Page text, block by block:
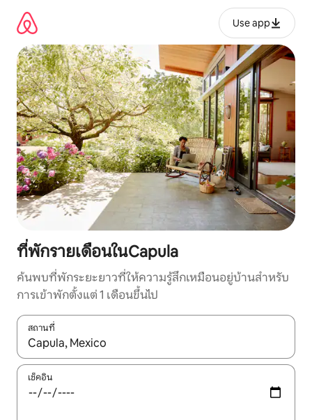
เนื้อหา
Use app
ที่พักรายเดือนในCapula
ค้นพบที่พักระยะยาวที่ให้ความรู้สึกเหมือนอยู่บ้านสำหรับ
การเข้าพักตั้งแต่ 1 เดือนขึ้นไป
สถานที่
ใช้ลูกศรขึ้นลง หรือใช้การสัมผัสหรือปัด เพื่อสำรวจผลการค้นหา
เช็คอิน